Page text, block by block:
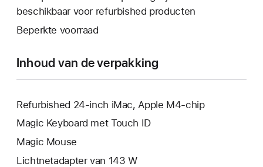
venster
geopend.
een
beschikbaar voor refurbished producten
Beperkte voorraad
Inhoud van de verpakking
Refurbished 24-inch iMac, Apple M4-chip
Magic Keyboard met Touch ID
Magic Mouse
Lichtnetadapter van 143 W